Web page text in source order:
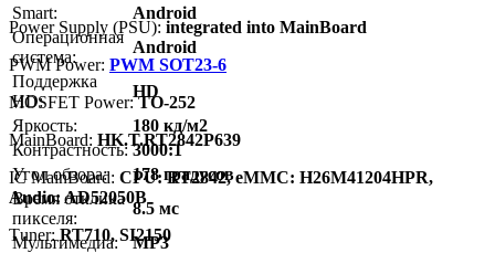
Smart:
Android
Операционная
система:
Android
Поддержка
HD:
HD
Яркость:
180 кд/м2
Контрастность: 3000:1
Угол обзора:
178 градусов
Время отклика
пикселя:
8.5 мс
Мультимедиа:
MP3
Power Supply (PSU): integrated into MainBoard
PWM Power: PWM SOT23-6
MOSFET Power:TO-252
MainBoard: HK.T.RT2842P639
IC MainBoard: CPU: RT2842, eMMC: H26M41204HPR,
Audio: AD52050B
Тuner: RT710, SI2150